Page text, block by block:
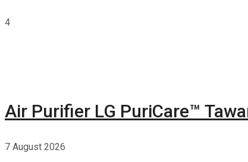
4
Air Purifier LG PuriCare™
7 August 2026